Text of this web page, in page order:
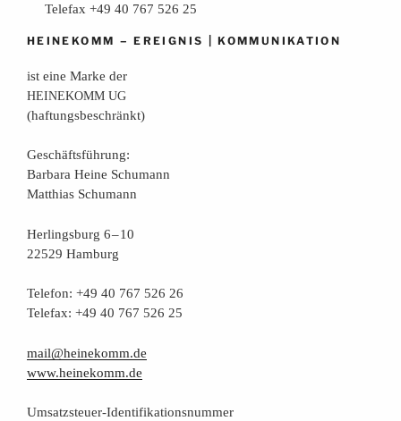
Telefax +49 40 767 526 25
HEINEKOMM –EREIGNIS |KOMMUNIKATION
ist eine Mar­ke der
HEINEKOMM UG
(haf­tungs­be­schränkt)
Geschäfts­füh­rung:
Bar­ba­ra Hei­ne Schumann
Mat­thi­as Schumann
Her­lings­burg 6 – 10
22529 Hamburg
Tele­fon: +49 40 767 526 26
Tele­fax: +49 40 767 526 25
mail@heinekomm.de
www.heinekomm.de
Umsatz­steu­er-Iden­ti­fi­ka­ti­ons­num­mer